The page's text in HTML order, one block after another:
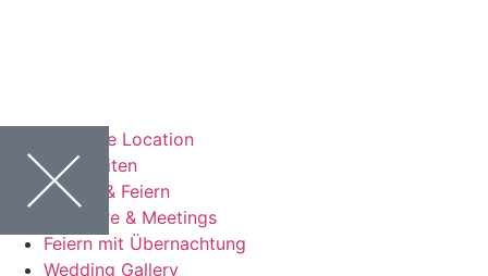
TILIA the Location
Hochzeiten
Events & Feiern
Seminare & Meetings
Feiern mit Übernachtung
Wedding Gallery